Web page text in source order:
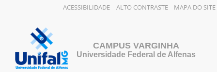
ACESSIBILIDADE ALTO CONTRASTE MAPA DO SITE
CAMPUS VARGINHA
Universidade Federal de Alfenas